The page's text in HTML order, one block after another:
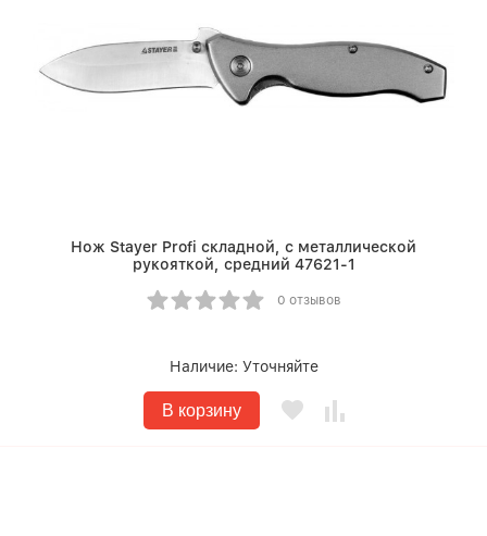
Нож Stayer Profi складной, с металлической
рукояткой, средний 47621-1
0 отзывов
Наличие: Уточняйте
В корзину